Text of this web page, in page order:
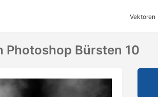
Vektoren
Photoshop Bürsten 10